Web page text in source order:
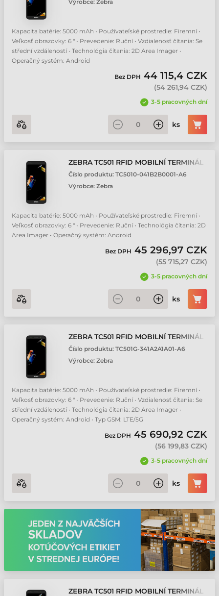
Výrobce: Zebra
Kapacita batérie: 5000 mAh • Používateľské prostredie: Firemní •
Veľkosť obrazovky: 6 " • Prevedenie: Ruční • Vzdialenosť čítania: Se
střední vzdáleností • Technológia čítania: 2D Area Imager •
Operačný systém: Android
Bez DPH 44 115,4 CZK
(54 261,94 CZK)
3-5 pracovných dní
ks
ZEBRA TC501 RFID MOBILNÍ TERMINÁL
Číslo produktu: TC5010-041B2B0001-A6
Výrobce: Zebra
Kapacita batérie: 5000 mAh • Používateľské prostredie: Firemní •
Veľkosť obrazovky: 6 " • Prevedenie: Ruční • Technológia čítania: 2D
Area Imager • Operačný systém: Android
Bez DPH 45 296,97 CZK
(55 715,27 CZK)
3-5 pracovných dní
ks
ZEBRA TC501 RFID MOBILNÍ TERMINÁL
Číslo produktu: TC501G-341A2A1A01-A6
Výrobce: Zebra
Kapacita batérie: 5000 mAh • Používateľské prostredie: Firemní •
Veľkosť obrazovky: 6 " • Prevedenie: Ruční • Vzdialenosť čítania: Se
střední vzdáleností • Technológia čítania: 2D Area Imager •
Operačný systém: Android • Typ GSM: LTE/5G
Bez DPH 45 690,92 CZK
(56 199,83 CZK)
3-5 pracovných dní
ks
ZEBRA TC501 RFID MOBILNÍ TERMINÁL